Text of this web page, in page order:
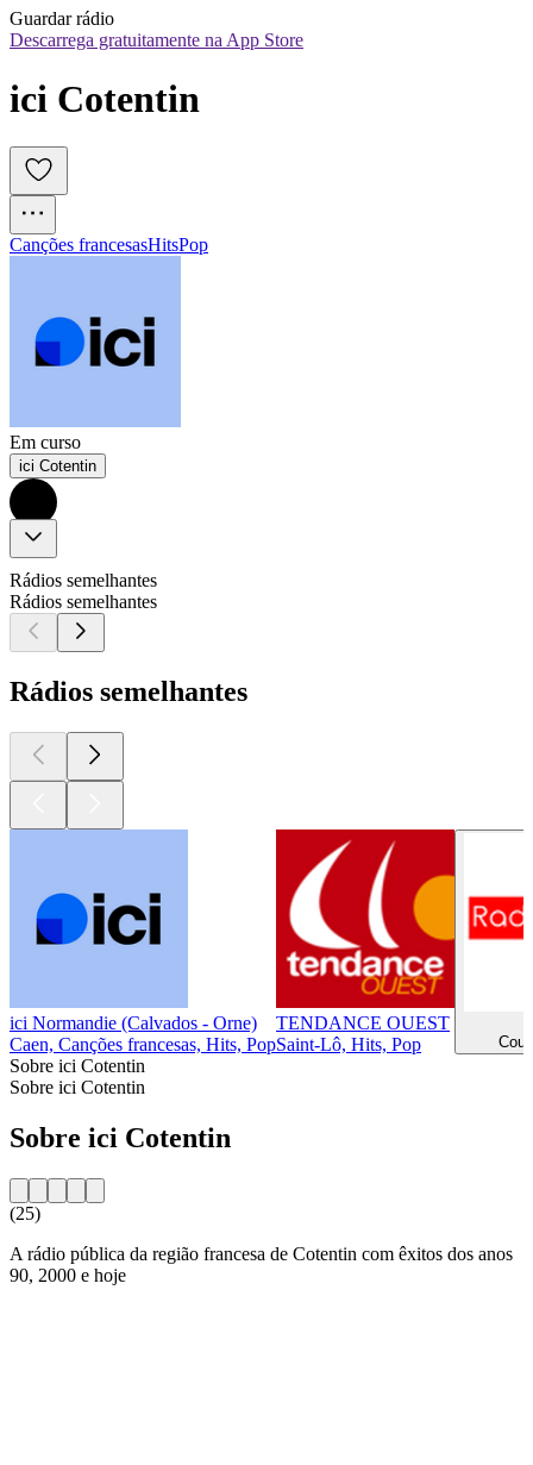
Guardar rádio
Descarrega gratuitamente na App Store
Canções francesasHitsPop
Em curso
ici Cotentin
Rádios semelhantes
Rádios semelhantes
Rádios semelhantes
ici Normandie (Calvados - Orne)
Caen, Canções francesas, Hits, Pop
TENDANCE OUEST
Saint-Lô, Hits, Pop
Sobre ici Cotentin
Sobre ici Cotentin
Sobre ici Cotentin
(25)
A rádio pública da região francesa de Cotentin com êxitos dos anos
90, 2000 e hoje